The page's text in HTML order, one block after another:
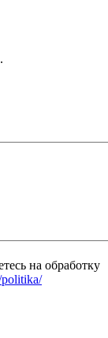
на обработку
politika/